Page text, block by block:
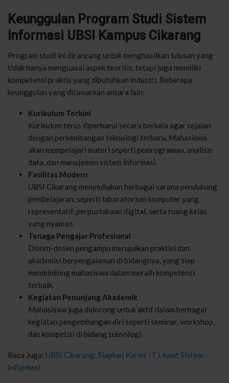
Keunggulan Program Studi Sistem
Informasi UBSI Kampus Cikarang
Program studi ini dirancang untuk menghasilkan lulusan yang
tidak hanya menguasai aspek teoritis, tetapi juga memiliki
kompetensi praktis yang dibutuhkan industri. Beberapa
keunggulan yang ditawarkan antara lain:
Kurikulum Terkini
Kurikulum terus diperbarui secara berkala agar sejalan
dengan perkembangan teknologi terbaru. Mahasiswa
akan mempelajari materi seperti pemrograman, analisis
data, dan manajemen sistem informasi.
Fasilitas Modern
UBSI Cikarang menyediakan berbagai sarana pendukung
pembelajaran, seperti laboratorium komputer yang
representatif, perpustakaan digital, serta ruang kelas
yang nyaman.
Tenaga Pengajar Profesional
Dosen-dosen pengampu merupakan praktisi dan
akademisi berpengalaman di bidangnya, yang siap
membimbing mahasiswa dalam meraih kompetensi
terbaik.
Kegiatan Penunjang Akademik
Mahasiswa juga didorong untuk aktif dalam berbagai
kegiatan pengembangan diri seperti seminar, workshop,
dan kompetisi di bidang teknologi.
Baca Juga: UBSI Cikarang: Siapkan Karier IT Lewat Sistem
Informasi